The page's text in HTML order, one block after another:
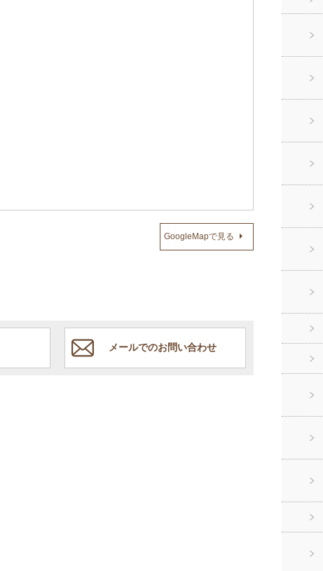
GoogleMapで見る
メールでのお問い合わせ